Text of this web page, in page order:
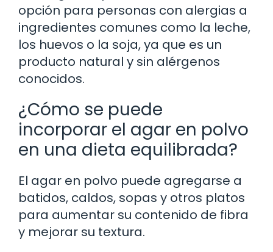
opción para personas con alergias a
ingredientes comunes como la leche,
los huevos o la soja, ya que es un
producto natural y sin alérgenos
conocidos.
¿Cómo se puede
incorporar el agar en polvo
en una dieta equilibrada?
El agar en polvo puede agregarse a
batidos, caldos, sopas y otros platos
para aumentar su contenido de fibra
y mejorar su textura.